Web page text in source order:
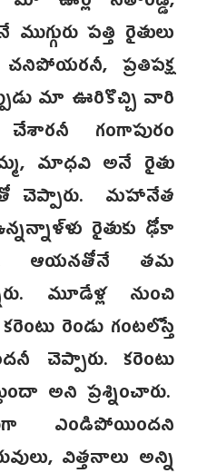
పత్తి రైతులు
ప్రతిపక్ష
మా ఊరికొచ్చి వారి
గంగాపురం
మాధవి అనే రైతు
చెప్పారు. మహానేత
రైతుకు ఢోకా
ఆయనతోనే తమ
మూడేళ్ల నుంచి
రెండు గంటలొస్తే
చెప్పారు. కరెంటు
అని ప్రశ్నించారు.
ఎండిపోయిందని
విత్తనాలు అన్ని